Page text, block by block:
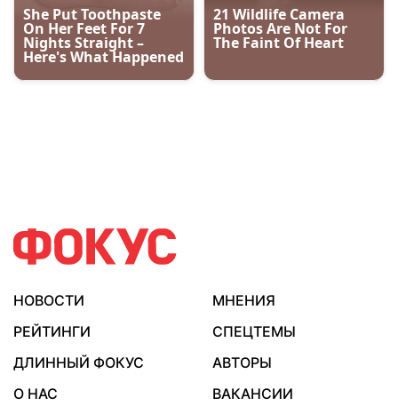
НОВОСТИ
МНЕНИЯ
РЕЙТИНГИ
СПЕЦТЕМЫ
ДЛИННЫЙ ФОКУС
АВТОРЫ
О НАС
ВАКАНСИИ